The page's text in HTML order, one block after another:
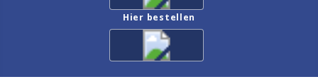
Hier bestellen